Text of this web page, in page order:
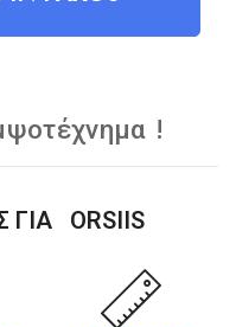
!
ΓΙΑ ORSIIS